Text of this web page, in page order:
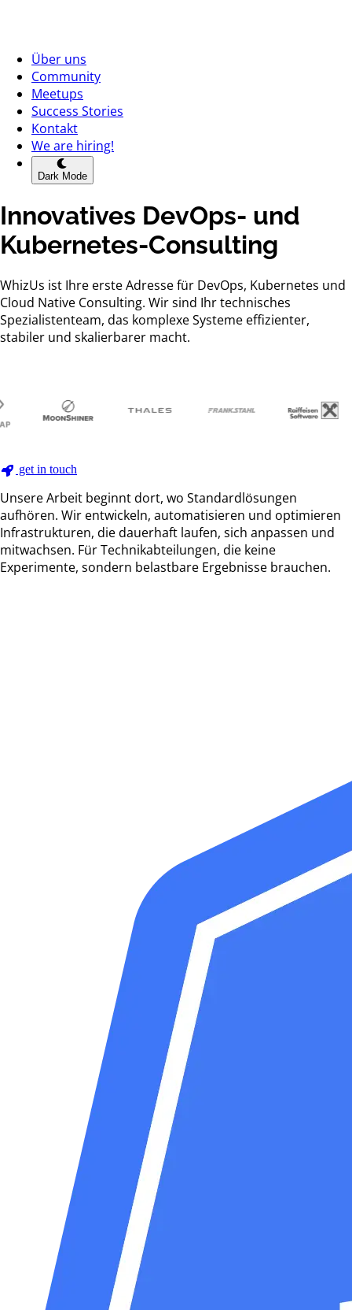
Über uns
Community
Meetups
Success Stories
Kontakt
We are hiring!
Dark Mode
Innovatives DevOps- und
Kubernetes-Consulting
WhizUs ist Ihre erste Adresse für DevOps, Kubernetes und
Cloud Native Consulting. Wir sind Ihr technisches
Spezialistenteam, das komplexe Systeme effizienter,
stabiler und skalierbarer macht.
get in touch
Unsere Arbeit beginnt dort, wo Standardlösungen
aufhören. Wir entwickeln, automatisieren und optimieren
Infrastrukturen, die dauerhaft laufen, sich anpassen und
mitwachsen. Für Technikabteilungen, die keine
Experimente, sondern belastbare Ergebnisse brauchen.